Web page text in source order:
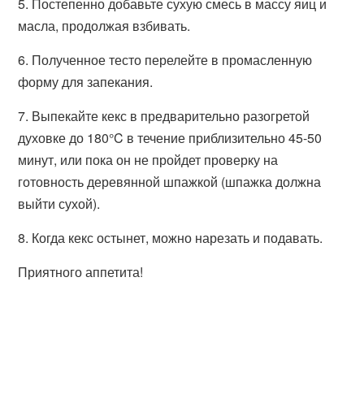
масла, продолжая взбивать.
6. Полученное тесто перелейте в промасленную
форму для запекания.
7. Выпекайте кекс в предварительно разогретой
духовке до 180°C в течение приблизительно 45-50
минут, или пока он не пройдет проверку на
готовность деревянной шпажкой (шпажка должна
выйти сухой).
8. Когда кекс остынет, можно нарезать и подавать.
Приятного аппетита!